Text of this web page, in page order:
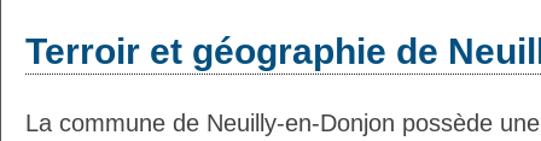
Terroir et géographie de
La commune de Neuilly-en-Donjon possède